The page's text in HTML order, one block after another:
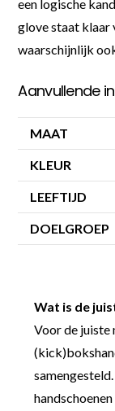
een logische
glove staat klaar
waarschijnlijk
Aanvullende
MAAT
KLEUR
LEEFTIJD
DOELGROEP
Wat is de
Voor de juiste